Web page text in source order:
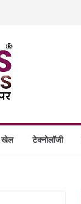
खेल टेक्नोलॉजी